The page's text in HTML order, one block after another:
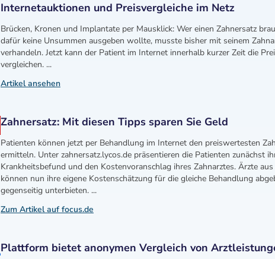
Internetauktionen und Preisvergleiche im Netz
Brücken, Kronen und Implantate per Mausklick: Wer einen Zahnersatz
dafür keine Unsummen ausgeben wollte, musste bisher mit seinem
verhandeln. Jetzt kann der Patient im Internet innerhalb kurzer Zeit die
vergleichen. ...
Artikel ansehen
Zahnersatz: Mit diesen Tipps sparen Sie Geld
Patienten können jetzt per Behandlung im Internet den preiswertesten
ermitteln. Unter zahnersatz.lycos.de präsentieren die Patienten zunächst
Krankheitsbefund und den Kostenvoranschlag ihres Zahnarztes. Ärzte aus
können nun ihre eigene Kostenschätzung für die gleiche Behandlung
gegenseitig unterbieten. ...
Zum Artikel auf focus.de
Plattform bietet anonymen Vergleich von